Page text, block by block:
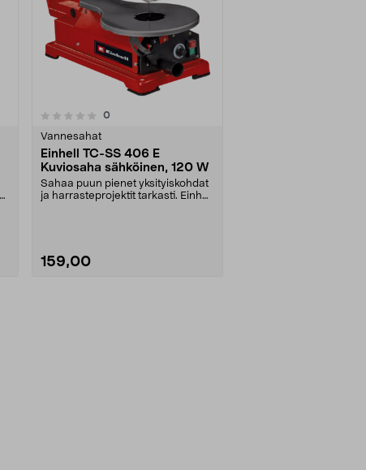
0
Vannesahat
Einhell TC-SS 406 E
Kuviosaha sähköinen, 120 W
Sahaa puun pienet yksityiskohdat
ja harrasteprojektit tarkasti. Einhell
159,00